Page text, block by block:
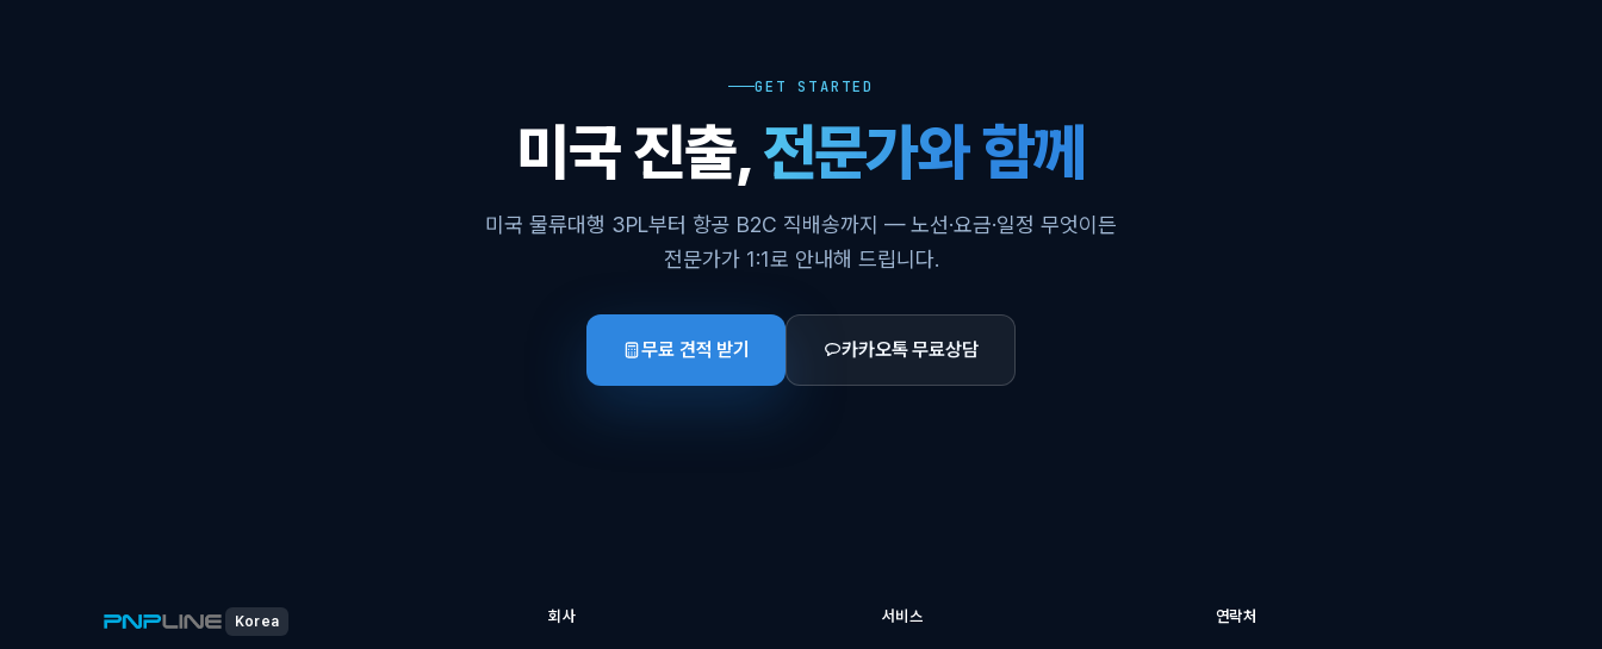
GET STARTED
미국 진출,전문가와 함께
미국 물류대행 3PL부터 항공 B2C 직배송까지 — 노선·요금·일정 무엇이든
전문가가 1:1로 안내해 드립니다.
무료 견적 받기 카카오톡 무료상담
Korea 회사 서비스 연락처